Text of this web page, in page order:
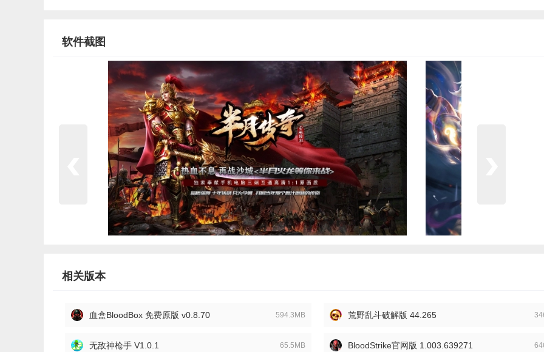
软件截图
相关版本
血盒BloodBox 免费原版 v0.8.70 594.3MB 荒野乱斗破解版 44.265
无敌神枪手 V1.0.1 65.5MB BloodStrike官网版 1.003.639271